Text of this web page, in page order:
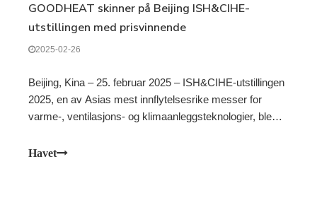
GOODHEAT skinner på Beijing ISH&CIHE-
utstillingen med prisvinnende
varmepumpeteknologi og innovativ
2025-02-26
Beijing, Kina – 25. februar 2025 – ISH&CIHE-utstillingen
2025, en av Asias mest innflytelsesrike messer for
varme-, ventilasjons- og klimaanleggsteknologier, ble
dagers utstilling av banebrytende innovasjoner.
Havet